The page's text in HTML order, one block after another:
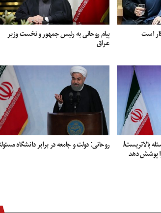
پیام روحانی به رئیس جمهور و نخست وزیر
عراق
بالاتریست/
پوشش دهد
روحانی: دولت و جامعه در برابر دانشگاه